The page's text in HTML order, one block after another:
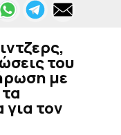
του
με
τον